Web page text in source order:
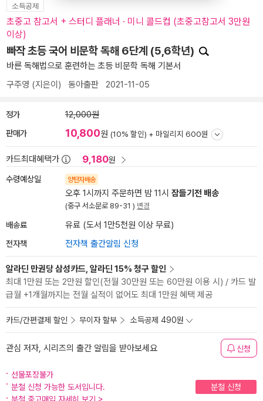
소득공제
초중고 참고서 + 스터디 플래너 · 미니 콜드컵 (초중고참고서 3만원
이상)
빠작 초등 국어 비문학 독해 6단계 (5,6학년)
바른 독해법으로 훈련하는 초등 비문학 독해 기본서
구주영 (지은이) 동아출판 2021-11-05
정가 12,000원
판매가 10,800원 (10% 할인) + 마일리지 600원
카드최대혜택가 9,180원
수령예상일 양탄자배송
오후 1시까지 주문하면 밤 11시 잠들기전 배송
(중구 서소문로 89-31 ) 변경
배송료 유료 (도서 1만5천원 이상 무료)
전자책 전자책 출간알림 신청
알라딘 만권당 삼성카드, 알라딘 15% 청구 할인
최대 1만원 또는 2만원 할인(전월 30만원 또는 60만원 이용 시) / 카드 발
급월 +1개월까지는 전월 실적이 없어도 최대 1만원 혜택 제공
카드/간편결제 할인 무이자 할부 소득공제 490원
관심 저자, 시리즈의 출간 알림을 받아보세요 신청
선물포장불가
분철 신청 가능한 도서입니다.
분철 신청